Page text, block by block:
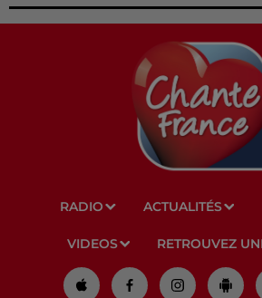
RADIO ACTUALITÉS
VIDEOS RETROUVEZ